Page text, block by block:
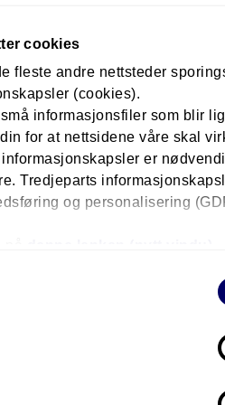
cookies
fleste andre nettsteder
(cookies).
informasjonsfiler som blir
for at nettsidene våre skal
er
Tredjeparts
og personalisering
Lothar.Fritsch@oslomet.no
interessert i